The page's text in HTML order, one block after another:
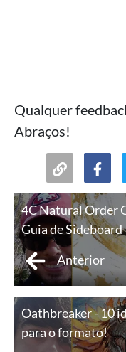
Qualquer
Abraços!
4C Natural Order
Guia de Sideboard
Anterior
Oathbreaker - 10
para o formato!